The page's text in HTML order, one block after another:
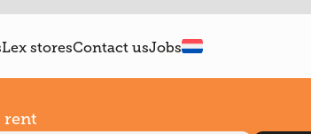
Lex storesContact usJobs
rent